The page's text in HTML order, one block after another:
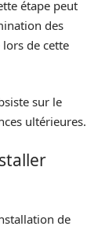
étape peut
des
de cette
sur le
ultérieures.
de